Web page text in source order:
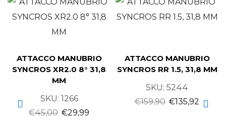
ATTACCO MANUBRIO
SYNCROS XR2.0 8° 31,8
MM
SKU: 1266
€45,00 €29,99
ATTACCO MANUBRIO
SYNCROS RR 1.5, 31,8 MM
SKU: 5244
€159,90 €135,92